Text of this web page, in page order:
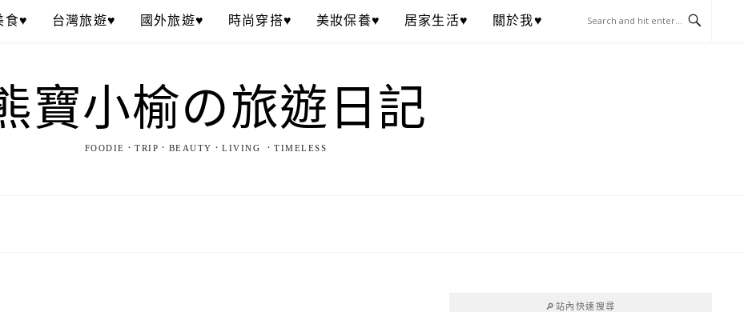
食♥ 台灣旅遊♥ 國外旅遊♥ 時尚穿搭♥ 美妝保養♥ 居家生活♥ 關於我♥
寶小榆の旅遊日記
FOODIE．TRIP．BEAUTY．LIVING ．TIMELESS
🔎站內快速搜尋